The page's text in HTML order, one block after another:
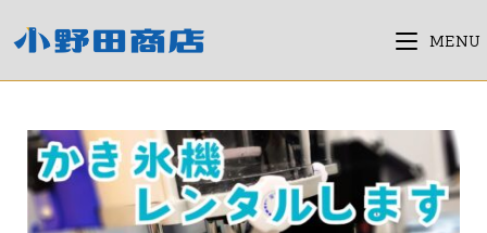
ン
MENU